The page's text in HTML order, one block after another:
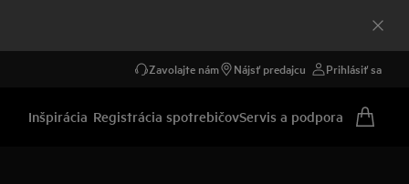
Zavolajte nám Nájsť predajcu Prihlásiť sa
Inšpirácia Registrácia spotrebičovServis a podpora